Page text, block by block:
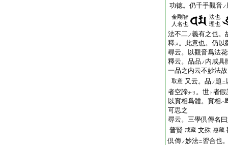
功徳。仍千手觀音ノ
金剛智
人名也
法也
理也
法不二ノ義有之也。
釋ス 。此意也。仍以
尋云。以觀音爲法
釋云。品品 ノ 内咸具
一品之内云不妙法
取意 又云。品 ノ 題ニ
者空諦ナリ 。世 ト 者假
以實相爲體。實相ハ
可思之
尋云。三學倶傳名
普賢 戒藏 文殊 惠藏
倶傳ノ妙法ニ習合也